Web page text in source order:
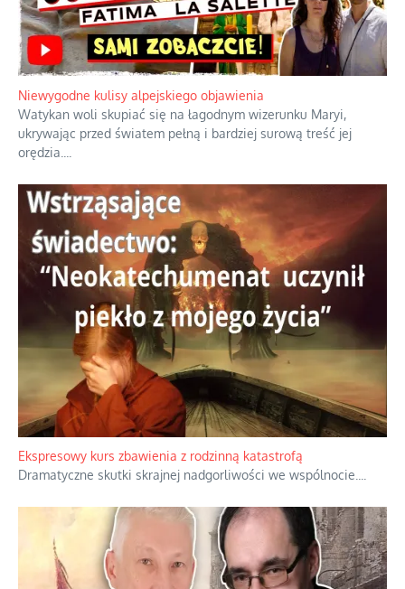
Tajny pakt ze scenicznym diabełkiem
Niewygodne kulisy alpejskiego objawienia
Watykan woli skupiać się na łagodnym wizerunku Maryi,
ukrywając przed światem pełną i bardziej surową treść jej
orędzia....